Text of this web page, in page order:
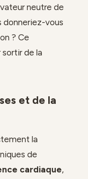
neutre de
donneriez-vous
? Ce
de la
et de la
la
de
cardiaque,